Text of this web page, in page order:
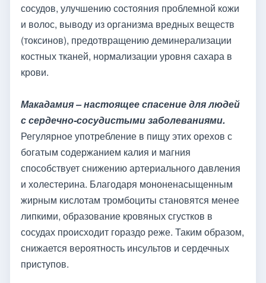
сосудов, улучшению состояния проблемной кожи
и волос, выводу из организма вредных веществ
(токсинов), предотвращению деминерализации
костных тканей, нормализации уровня сахара в
крови.
Макадамия – настоящее спасение для людей
с сердечно-сосудистыми заболеваниями.
Регулярное употребление в пищу этих орехов с
богатым содержанием калия и магния
способствует снижению артериального давления
и холестерина. Благодаря мононенасыщенным
жирным кислотам тромбоциты становятся менее
липкими, образование кровяных сгустков в
сосудах происходит гораздо реже. Таким образом,
снижается вероятность инсультов и сердечных
приступов.